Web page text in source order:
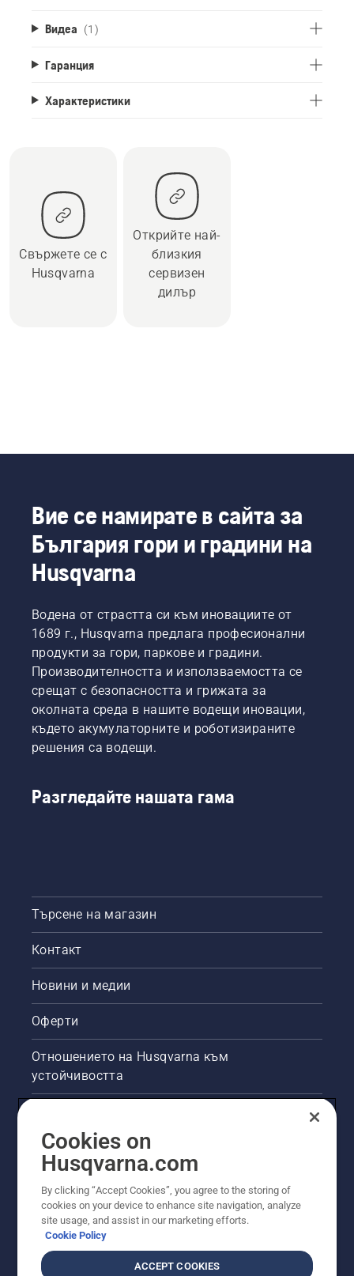
Видеа (1)
Гаранция
Характеристики
Свържете се с
Husqvarna
Открийте най-
близкия
сервизен
дилър
Вие се намирате в сайта за
България гори и градини на
Husqvarna
Водена от страстта си към иновациите от
1689 г., Husqvarna предлага професионални
продукти за гори, паркове и градини.
Производителността и използваемостта се
срещат с безопасността и грижата за
околната среда в нашите водещи иновации,
където акумулаторните и роботизираните
решения са водещи.
Разгледайте нашата гама
Търсене на магазин
Контакт
Новини и медии
Оферти
Отношението на Husqvarna към
устойчивостта
Други сайтове на Husqvarna
Cookies on
Husqvarna.com
By clicking “Accept Cookies”, you agree to the storing of
cookies on your device to enhance site navigation, analyze
site usage, and assist in our marketing efforts.
Cookie Policy
ACCEPT COOKIES